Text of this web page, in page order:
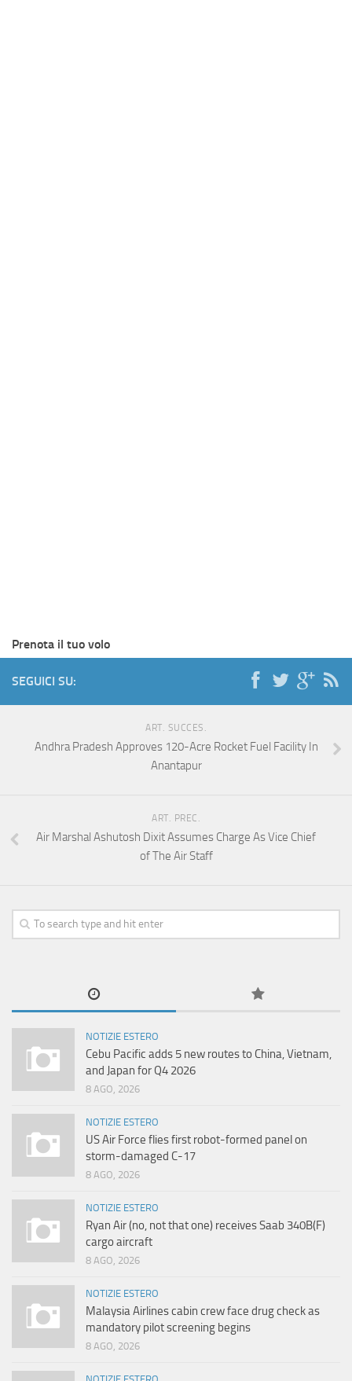
Prenota il tuo volo
SEGUICI SU:
ART. SUCCES.
Andhra Pradesh Approves 120-Acre Rocket Fuel Facility In
Anantapur
ART. PREC.
Air Marshal Ashutosh Dixit Assumes Charge As Vice Chief
of The Air Staff
NOTIZIE ESTERO
Cebu Pacific adds 5 new routes to China, Vietnam,
and Japan for Q4 2026
8 AGO, 2026
NOTIZIE ESTERO
US Air Force flies first robot-formed panel on
storm-damaged C-17
8 AGO, 2026
NOTIZIE ESTERO
Ryan Air (no, not that one) receives Saab 340B(F)
cargo aircraft
8 AGO, 2026
NOTIZIE ESTERO
Malaysia Airlines cabin crew face drug check as
mandatory pilot screening begins
8 AGO, 2026